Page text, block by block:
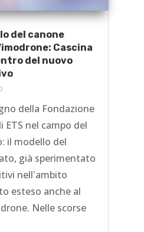
del canone
Cascina
del nuovo
della Fondazione
ETS nel campo del
il modello del
già sperimentato
nell'ambito
esteso anche al
Nelle scorse